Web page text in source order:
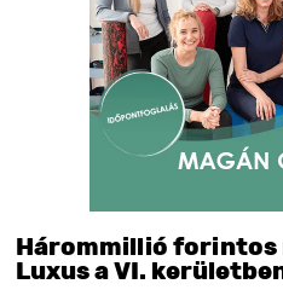
Hárommillió
Luxus a VI.